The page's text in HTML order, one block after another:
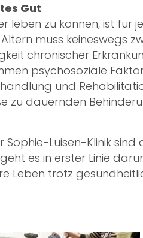
Gut
leben zu können, ist für
muss keineswegs
chronischer
psychosoziale
und
zu dauernden
Sophie-Luisen-Klinik sind
es in erster Linie
Leben trotz